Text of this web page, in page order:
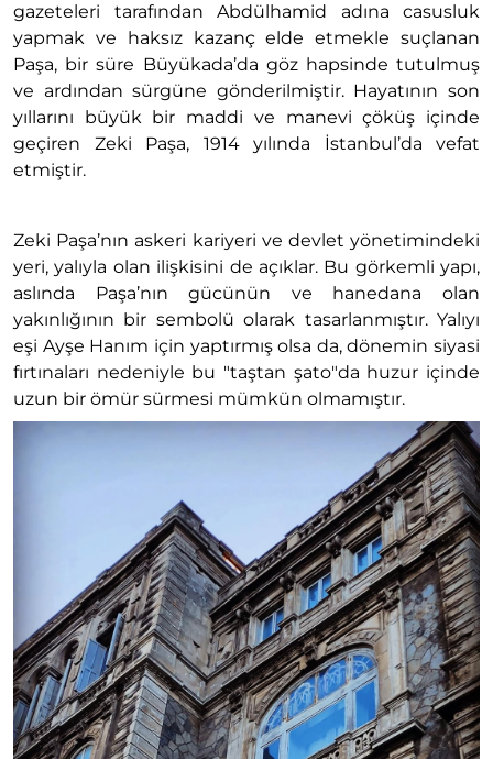
gazeteleri tarafından Abdülhamid adına casusluk
yapmak ve haksız kazanç elde etmekle suçlanan
Paşa, bir süre Büyükada’da göz hapsinde tutulmuş
ve ardından sürgüne gönderilmiştir. Hayatının son
yıllarını büyük bir maddi ve manevi çöküş içinde
geçiren Zeki Paşa, 1914 yılında İstanbul’da vefat
etmiştir.
Zeki Paşa’nın askeri kariyeri ve devlet yönetimindeki
yeri, yalıyla olan ilişkisini de açıklar. Bu görkemli yapı,
aslında Paşa’nın gücünün ve hanedana olan
yakınlığının bir sembolü olarak tasarlanmıştır. Yalıyı
eşi Ayşe Hanım için yaptırmış olsa da, dönemin siyasi
fırtınaları nedeniyle bu "taştan şato"da huzur içinde
uzun bir ömür sürmesi mümkün olmamıştır.